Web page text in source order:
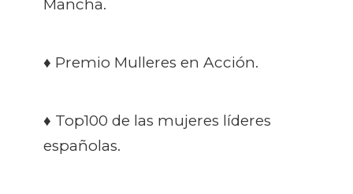
Mancha.
♦ Premio Mulleres en Acción.
♦ Top100 de las mujeres líderes
españolas.